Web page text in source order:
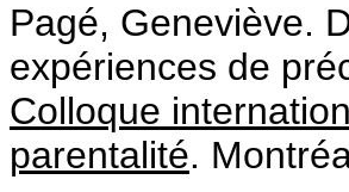
Pagé, Geneviève.
expériences de
Colloque
parentalité.